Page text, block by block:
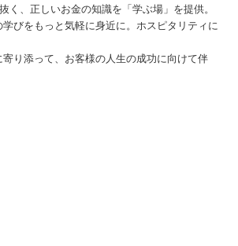
く、正しいお金の知識を「学ぶ場」を提供。
びをもっと気軽に身近に。ホスピタリティに
り添って、お客様の人生の成功に向けて伴